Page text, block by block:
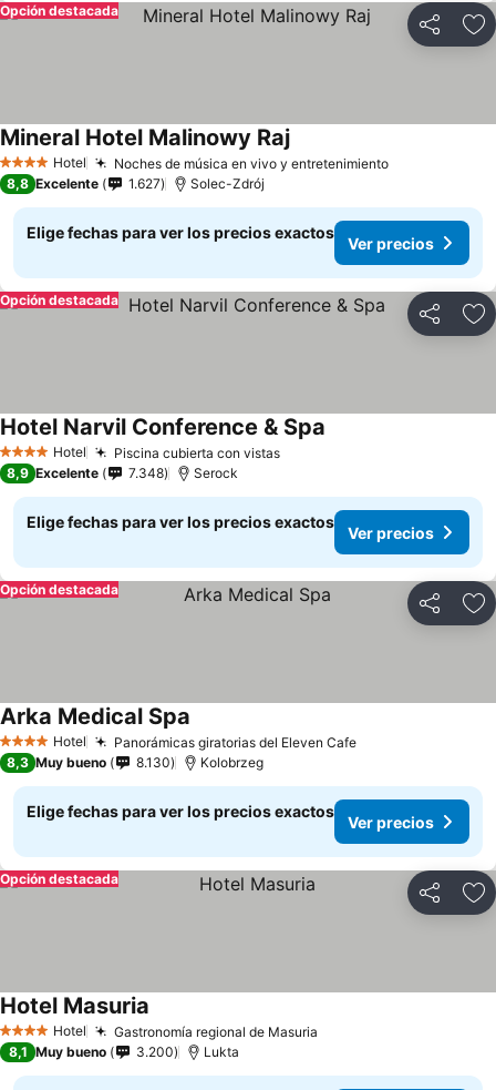
Compartir
Opción destacada
4 EstrellasHotel Noches de música en vivo y entretenimiento
Mineral Hotel Malinowy Raj
8,8 Excelente 1.627 Solec-Zdrój
Elige fechas para ver los precios exactos
Ver precios
Compartir
Opción destacada
4 EstrellasHotel Piscina cubierta con vistas
Hotel Narvil Conference & Spa
8,9 Excelente 7.348 Serock
Elige fechas para ver los precios exactos
Ver precios
Compartir
Opción destacada
4 EstrellasHotel Panorámicas giratorias del Eleven Cafe
Arka Medical Spa
8,3 Muy bueno 8.130 Kolobrzeg
Elige fechas para ver los precios exactos
Ver precios
Compartir
Opción destacada
4 EstrellasHotel Gastronomía regional de Masuria
Hotel Masuria
8,1 Muy bueno 3.200 Lukta